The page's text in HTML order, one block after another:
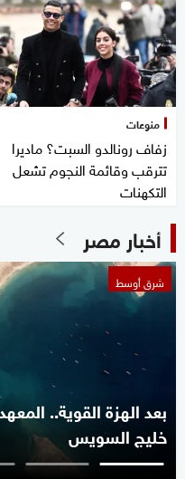
منوعات
زفاف رونالدو السبت؟ ماديرا
تترقب وقائمة النجوم تشعل
التكهنات
أخبار مصر
شرق أوسط
بعد الهزة القوية..
خليج السويس